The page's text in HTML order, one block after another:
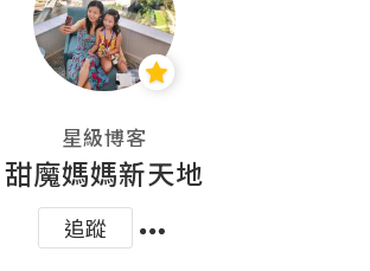
星級博客
甜魔媽媽新天地
追蹤